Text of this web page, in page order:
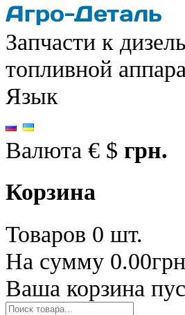
Запчасти к
топливной
Язык
Валюта € $ грн.
Корзина
Товаров 0 шт.
На сумму
Ваша корзина